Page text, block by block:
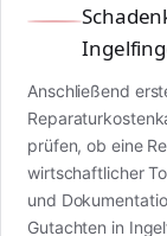
Anschließend
prüfen, ob eine
wirtschaftlicher
und
Gutachten in